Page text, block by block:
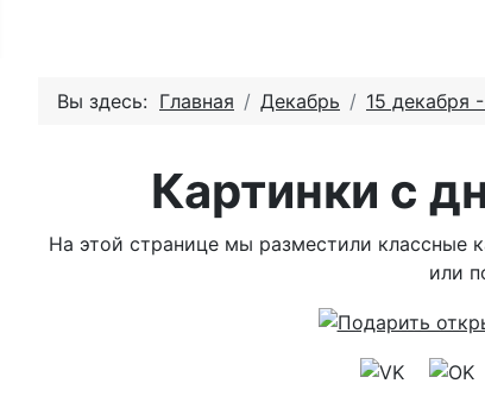
Вы здесь: Главная Декабрь 15 декабря
Картинки с
На этой странице мы разместили классные
или